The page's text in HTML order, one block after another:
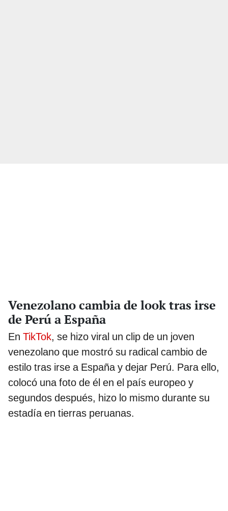
Venezolano cambia de look tras irse
de Perú a España
En TikTok, se hizo viral un clip de un joven
venezolano que mostró su radical cambio de
estilo tras irse a España y dejar Perú. Para ello,
colocó una foto de él en el país europeo y
segundos después, hizo lo mismo durante su
estadía en tierras peruanas.